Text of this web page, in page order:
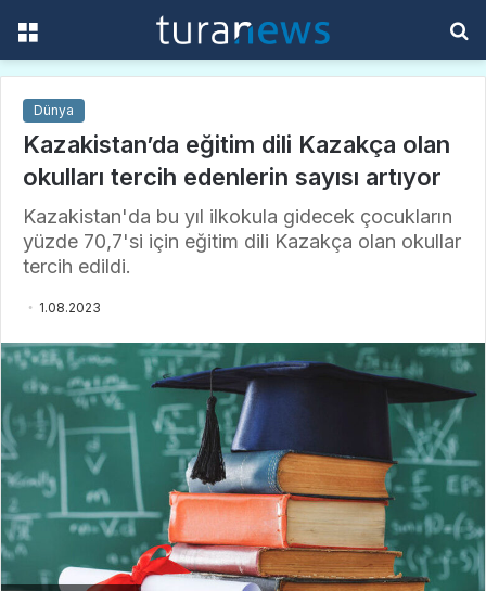
Dünya
Kazakistan’da eğitim dili Kazakça olan
okulları tercih edenlerin sayısı artıyor
Kazakistan'da bu yıl ilkokula gidecek çocukların
yüzde 70,7'si için eğitim dili Kazakça olan okullar
tercih edildi.
1.08.2023